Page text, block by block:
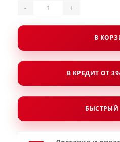
- +
В
В КРЕДИТ ОТ
БЫСТРЫЙ